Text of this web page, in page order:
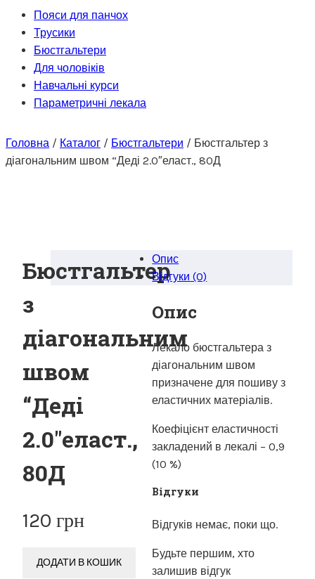
Пояси для панчох
Трусики
Бюстгальтери
Для чоловіків
Навчальні курси
Параметричні лекала
Головна / Каталог / Бюстгальтери / Бюстгальтер з
діагональним швом “Деді 2.0″еласт., 80Д
Бюстгальтер
з
діагональним
швом
“Деді
2.0″еласт.,
80Д
120 грн
ДОДАТИ В КОШИК
Опис
Відгуки (0)
Опис
Лекало бюстгальтера з
діагональним швом
призначене для пошиву з
еластичних матеріалів.
Коефіцієнт еластичності
закладений в лекалі – 0,9
(10 %)
Відгуки
Відгуків немає, поки що.
Будьте першим, хто
залишив відгук